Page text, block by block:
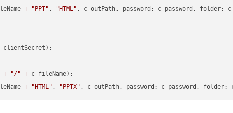
+ "PPT" , "HTML" , c_outPath, password: c_password, folder:
+ "/" + c_fileName);
+ "HTML" , "PPTX"